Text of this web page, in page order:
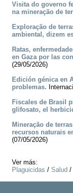
Visita do governo
na mineração de
Exploração de
ambiental, dizem
Ratas,
en Gaza por las
(29/05/2026)
Edición génica en
problemas.
Fiscales de Brasil
glifosato, el
Mineração de
recursos naturais
(07/05/2026)
Ver más:
Plaguicidas / Salud /